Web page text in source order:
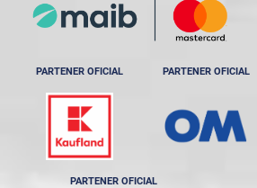
PARTENER OFICIAL PARTENER OFICIAL
PARTENER OFICIAL